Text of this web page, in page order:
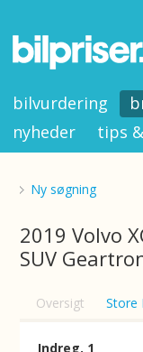
bilvurdering
nyheder
tips
Ny søgning
2019 Volvo
SUV
Oversigt Store
Indreg. 1